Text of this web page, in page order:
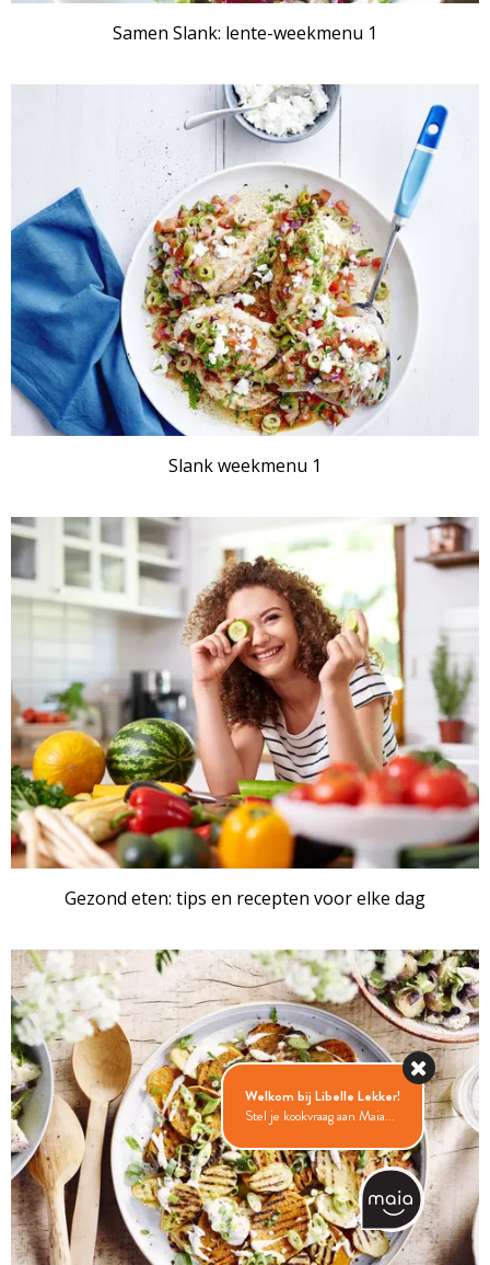
Samen Slank: lente-weekmenu 1
Slank weekmenu 1
Gezond eten: tips en recepten voor elke dag
Welkom bij Libelle Lekker!
Stel je kookvraag aan Maia...